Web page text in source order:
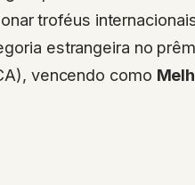
troféus
estrangeira no
vencendo como